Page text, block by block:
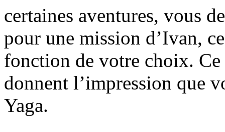
certaines aventures, vous
pour une mission d’Ivan,
fonction de votre choix. Ce
donnent l’impression que
Yaga.